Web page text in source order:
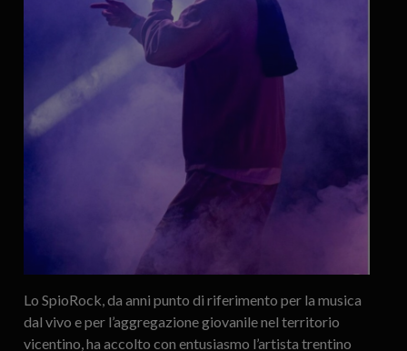
Lo SpioRock, da anni punto di riferimento per la musica
dal vivo e per l’aggregazione giovanile nel territorio
vicentino, ha accolto con entusiasmo l’artista trentino